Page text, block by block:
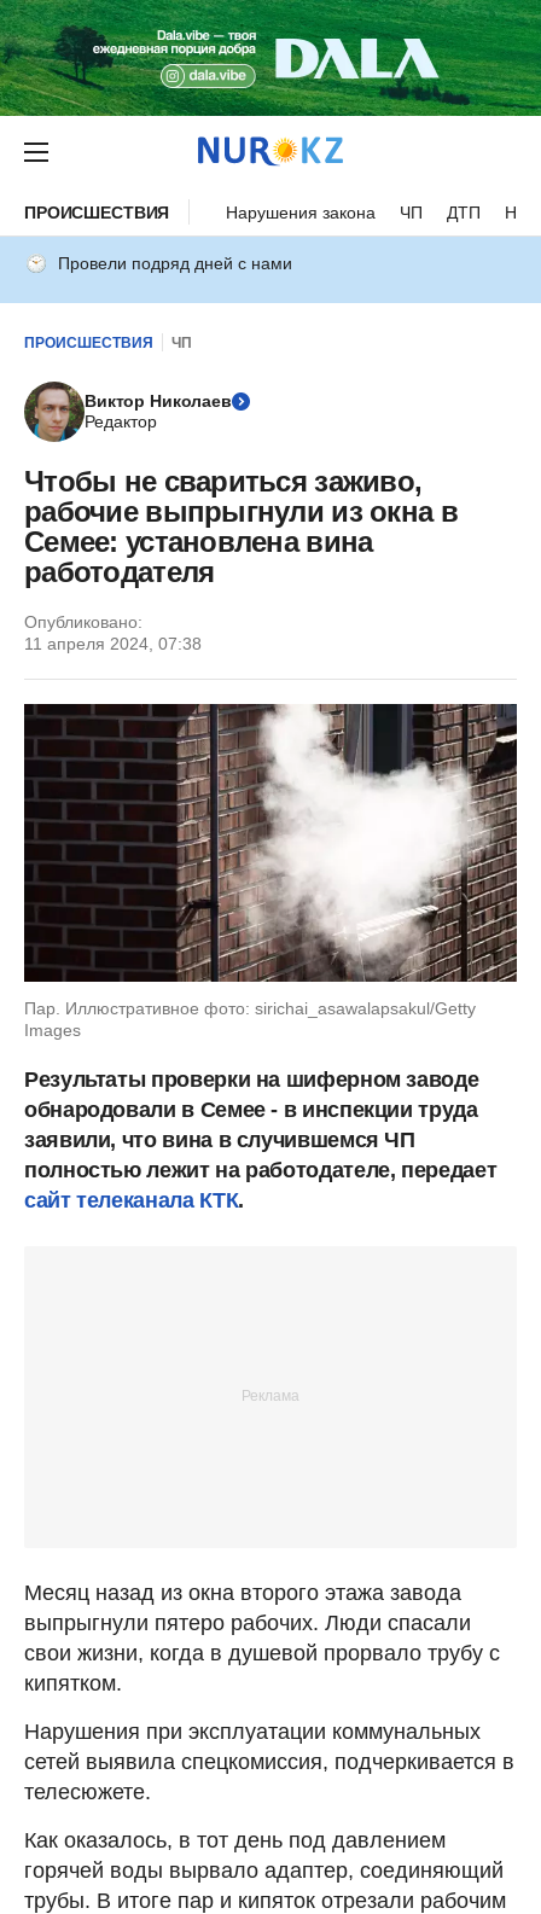
ПРОИСШЕСТВИЯ Нарушения закона ЧП ДТП
Провели подряд дней с нами
ПРОИСШЕСТВИЯ ЧП
Виктор Николаев
Редактор
Чтобы не свариться заживо,
рабочие выпрыгнули из окна в
Семее: установлена вина
работодателя
Опубликовано:
11 апреля 2024, 07:38
Пар. Иллюстративное фото: sirichai_asawalapsakul/Getty
Images
Результаты проверки на шиферном заводе
обнародовали в Семее - в инспекции труда
заявили, что вина в случившемся ЧП
полностью лежит на работодателе, передает
сайт телеканала КТК.
Месяц назад из окна второго этажа завода
выпрыгнули пятеро рабочих. Люди спасали
свои жизни, когда в душевой прорвало трубу с
кипятком.
Нарушения при эксплуатации коммунальных
сетей выявила спецкомиссия, подчеркивается в
телесюжете.
Как оказалось, в тот день под давлением
горячей воды вырвало адаптер, соединяющий
трубы. В итоге пар и кипяток отрезали рабочим